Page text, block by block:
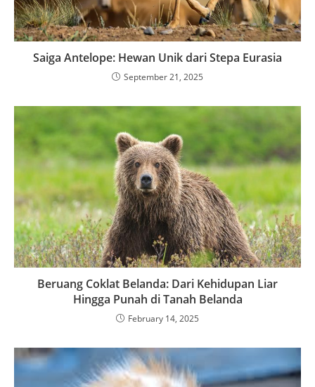
Saiga Antelope: Hewan Unik dari Stepa Eurasia
September 21, 2025
Beruang Coklat Belanda: Dari Kehidupan Liar
Hingga Punah di Tanah Belanda
February 14, 2025